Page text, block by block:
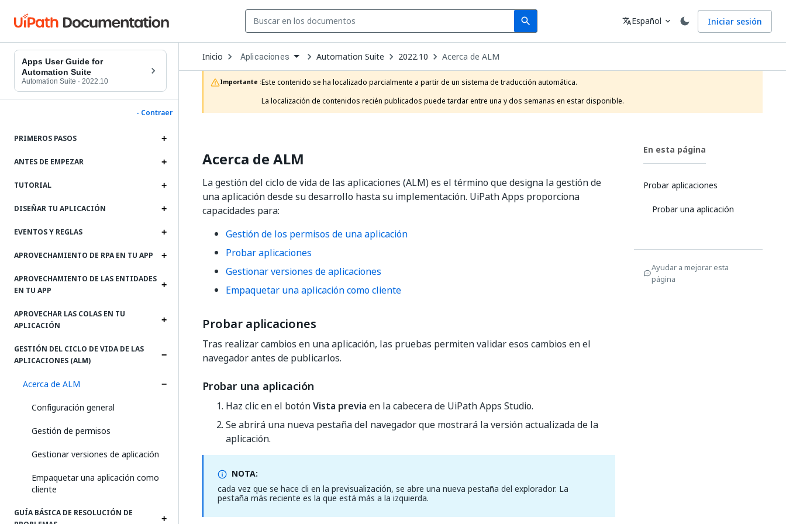
search
Search Idioma
translateEspañol expand_more Iniciar sesión
Apps User Guide for
Automation Suite
Automation Suite · 2022.10
- Contraer
PRIMEROS PASOS
ANTES DE EMPEZAR
TUTORIAL
DISEÑAR TU APLICACIÓN
EVENTOS Y REGLAS
APROVECHAMIENTO DE RPA EN TU APP
APROVECHAMIENTO DE LAS ENTIDADES
EN TU APP
APROVECHAR LAS COLAS EN TU
APLICACIÓN
GESTIÓN DEL CICLO DE VIDA DE LAS
APLICACIONES (ALM)
Acerca de ALM
Configuración general
Gestión de permisos
Gestionar versiones de aplicación
Empaquetar una aplicación como
cliente
GUÍA BÁSICA DE RESOLUCIÓN DE
Inicio Open
Dropdown
to
choose
product
Aplicaciones Automation Suite 2022.10 Acerca de ALM
Importante :Este contenido se ha localizado parcialmente a partir de un sistema de traducción automática.
La localización de contenidos recién publicados puede tardar entre una y dos semanas en estar disponible.
Acerca de ALM
La gestión del ciclo de vida de las aplicaciones (ALM) es el término que designa la gestión de
una aplicación desde su desarrollo hasta su implementación. UiPath Apps proporciona
capacidades para:
Gestión de los permisos de una aplicación
Probar aplicaciones
Gestionar versiones de aplicaciones
Empaquetar una aplicación como cliente
Probar aplicaciones
Tras realizar cambios en una aplicación, las pruebas permiten validar esos cambios en el
navegador antes de publicarlos.
Probar una aplicación
Haz clic en el botónVista previa en la cabecera de UiPath Apps Studio.
Se abrirá una nueva pestaña del navegador que mostrará la versión actualizada de la
aplicación.
NOTA:
cada vez que se hace cli en la previsualización, se abre una nueva pestaña del explorador. La
pestaña más reciente es la que está más a la izquierda.
En esta página
Probar aplicaciones
Probar una aplicación
Ayudar a mejorar esta
página